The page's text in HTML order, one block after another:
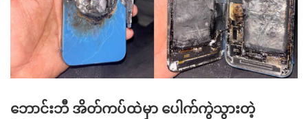
ဘောင်းဘီ အိတ်ကပ်ထဲမှာ ပေါက်ကွဲသွားတဲ့